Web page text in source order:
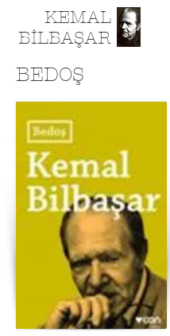
KEMAL
BİLBAŞAR
BEDOŞ